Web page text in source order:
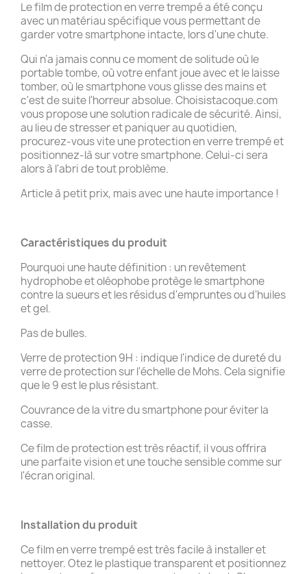
Le film de protection en verre trempé a été conçu
avec un matériau spécifique vous permettant de
garder votre smartphone intacte, lors d'une chute.
Qui n'a jamais connu ce moment de solitude où le
portable tombe, où votre enfant joue avec et le laisse
tomber, où le smartphone vous glisse des mains et
c'est de suite l'horreur absolue. Choisistacoque.com
vous propose une solution radicale de sécurité. Ainsi,
au lieu de stresser et paniquer au quotidien,
procurez-vous vite une protection en verre trempé et
positionnez-là sur votre smartphone. Celui-ci sera
alors à l'abri de tout problème.
Article à petit prix, mais avec une haute importance !
Caractéristiques du produit
Pourquoi une haute définition : un revêtement
hydrophobe et oléophobe protège le smartphone
contre la sueurs et les résidus d'empruntes ou d'huiles
et gel.
Pas de bulles.
Verre de protection 9H : indique l'indice de dureté du
verre de protection sur l'échelle de Mohs. Cela signifie
que le 9 est le plus résistant.
Couvrance de la vitre du smartphone pour éviter la
casse.
Ce film de protection est très réactif, il vous offrira
une parfaite vision et une touche sensible comme sur
l'écran original.
Installation du produit
Ce film en verre trempé est très facile à installer et
nettoyer. Otez le plastique transparent et positionnez